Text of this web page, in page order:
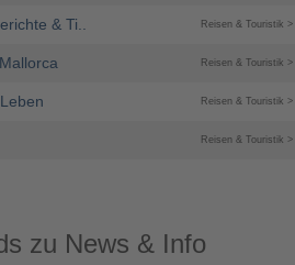
& Ti.. Reisen & Touristik
Reisen & Touristik
Reisen & Touristik
Reisen & Touristik
zu News & Info